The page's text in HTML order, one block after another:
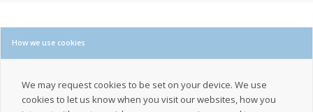
How we use cookies
We may request cookies to be set on your device. We use
cookies to let us know when you visit our websites, how you